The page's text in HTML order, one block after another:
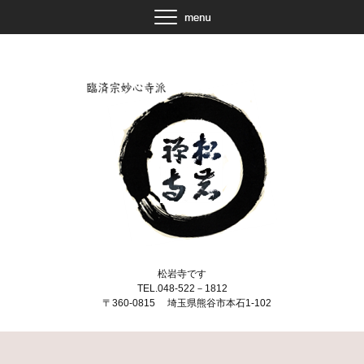
松岩寺です
TEL.048-522－1812
〒360-0815 埼玉県熊谷市本石1-102